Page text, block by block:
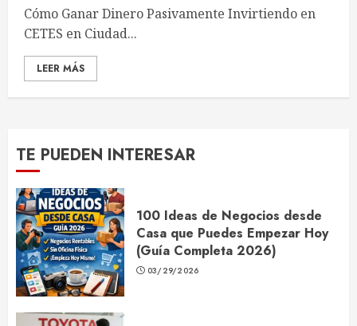
Cómo Ganar Dinero Pasivamente Invirtiendo en
CETES en Ciudad...
LEER MÁS
TE PUEDEN INTERESAR
100 Ideas de Negocios desde
Casa que Puedes Empezar Hoy
(Guía Completa 2026)
03/29/2026